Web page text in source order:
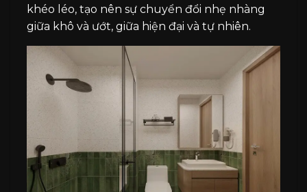
khéo léo, tạo nên sự chuyển đổi nhẹ nhàng
giữa khô và ướt, giữa hiện đại và tự nhiên.